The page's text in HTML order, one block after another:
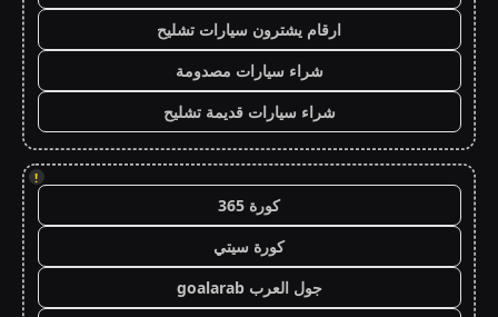
ارقام يشترون سيارات تشليح
شراء سيارات مصدومة
شراء سيارات قديمة تشليح
!
كورة 365
كورة سيتي
جول العرب goalarab